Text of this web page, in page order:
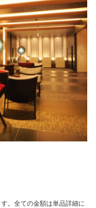
。全ての金額は単品詳細に